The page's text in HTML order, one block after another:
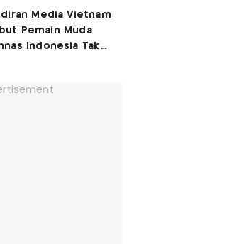
AFF 2026
Media Vietnam
Pemain Muda
Indonesia Tak